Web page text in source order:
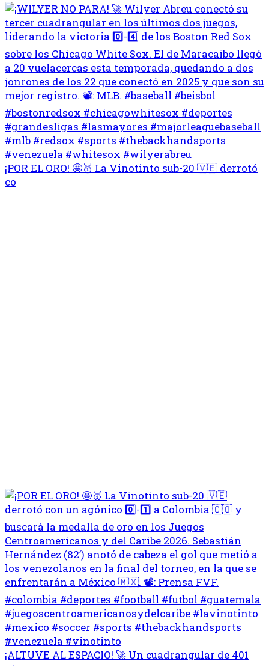
¡POR EL ORO! 🤩🥇 La Vinotinto sub-20 🇻🇪 derrotó
co
¡ALTUVE AL ESPACIO! 🚀 Un cuadrangular de 401